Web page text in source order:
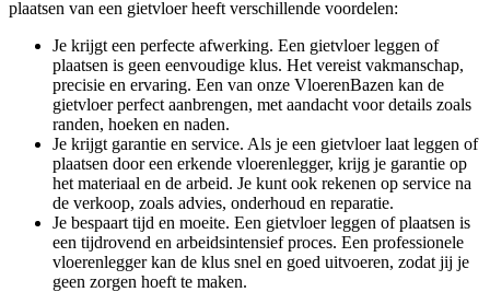
plaatsen van een gietvloer heeft verschillende voordelen:
Je krijgt een perfecte afwerking. Een gietvloer leggen of
plaatsen is geen eenvoudige klus. Het vereist vakmanschap,
precisie en ervaring. Een van onze VloerenBazen kan de
gietvloer perfect aanbrengen, met aandacht voor details zoals
randen, hoeken en naden.
Je krijgt garantie en service. Als je een gietvloer laat leggen of
plaatsen door een erkende vloerenlegger, krijg je garantie op
het materiaal en de arbeid. Je kunt ook rekenen op service na
de verkoop, zoals advies, onderhoud en reparatie.
Je bespaart tijd en moeite. Een gietvloer leggen of plaatsen is
een tijdrovend en arbeidsintensief proces. Een professionele
vloerenlegger kan de klus snel en goed uitvoeren, zodat jij je
geen zorgen hoeft te maken.